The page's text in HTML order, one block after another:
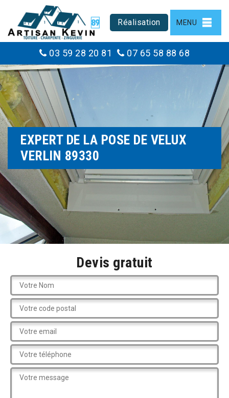
Réalisation MENU
03 59 28 20 81 07 65 58 88 68
EXPERT DE LA POSE DE VELUX
VERLIN 89330
Devis gratuit